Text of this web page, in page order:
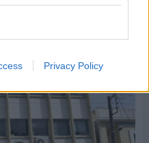
Privacy Policy